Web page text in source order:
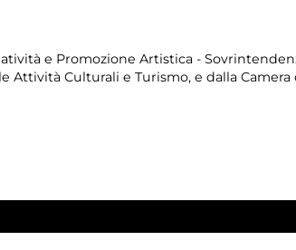
e Promozione Artistica -
Culturali e Turismo, e dalla Camera